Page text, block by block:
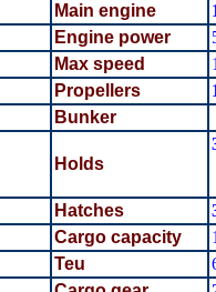
Main engine
Engine power
Max speed
Propellers
Bunker
Holds
Hatches
Cargo capacity
Teu